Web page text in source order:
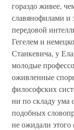
гораздо живее,
славянофилами и
передовой
Гегелем и
Станкевича, у
молодые
оживленные
философских
ни по складу ума
подобных
не ожидали